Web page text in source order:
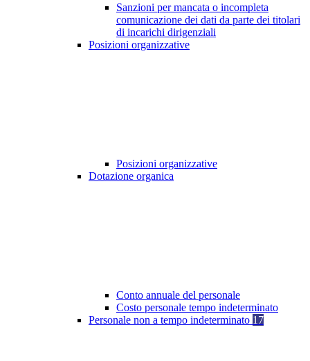
Sanzioni per mancata o incompleta
comunicazione dei dati da parte dei titolari
di incarichi dirigenziali
Posizioni organizzative
Posizioni organizzative
Dotazione organica
Conto annuale del personale
Costo personale tempo indeterminato
Personale non a tempo indeterminato 17